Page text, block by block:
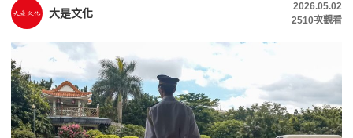
大是文化
2026.05.02
2510次觀看